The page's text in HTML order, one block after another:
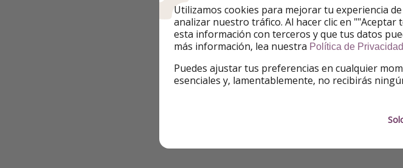
Utilizamos cookies para mejorar tu experiencia
analizar nuestro tráfico. Al hacer clic en
esta información con terceros y que tus datos
más información, lea nuestra Política de Privacidad
Puedes ajustar tus preferencias en cualquier
esenciales y, lamentablemente, no recibirás